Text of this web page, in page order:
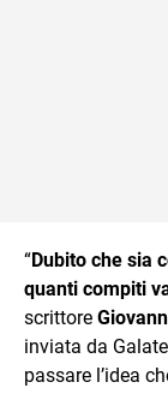
“Dubito che sia
quanti compiti
scrittore
inviata da
passare l’idea